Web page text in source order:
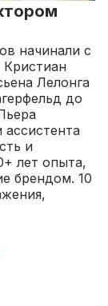
начинали с
Лелонга
до
и
лет опыта,
брендом. 10